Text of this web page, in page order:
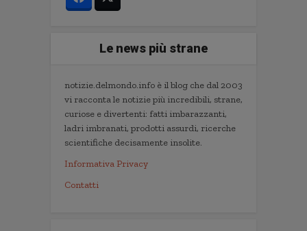
Le news più strane
notizie.delmondo.info è il blog che dal 2003
vi racconta le notizie più incredibili, strane,
curiose e divertenti: fatti imbarazzanti,
ladri imbranati, prodotti assurdi, ricerche
scientifiche decisamente insolite.
Informativa Privacy
Contatti